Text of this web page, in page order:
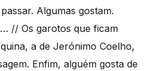
Algumas gostam.
// Os garotos que ficam
a de Jerónimo Coelho,
Enfim, alguém gosta de